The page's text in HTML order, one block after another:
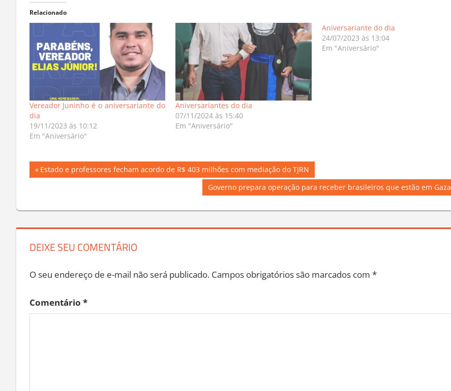
Relacionado
Vereador Juninho é o aniversariante do
dia
19/11/2023 às 10:12
Em "Aniversário"
Aniversariantes do dia
07/11/2024 às 15:40
Em "Aniversário"
Aniversariante do dia
24/07/2023 às 13:04
Em "Aniversário"
Navegação
Post
Previous
Post:
Estado e professores fecham acordo de R$ 403 milhões com mediação do TJRN
Next
Governo prepara operação para receber brasileiros que estão em Gaza
DEIXE SEU COMENTÁRIO
O seu endereço de e-mail não será publicado. Campos obrigatórios são marcados com *
Comentário *